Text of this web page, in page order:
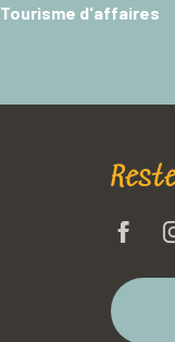
Tourisme d'affaires